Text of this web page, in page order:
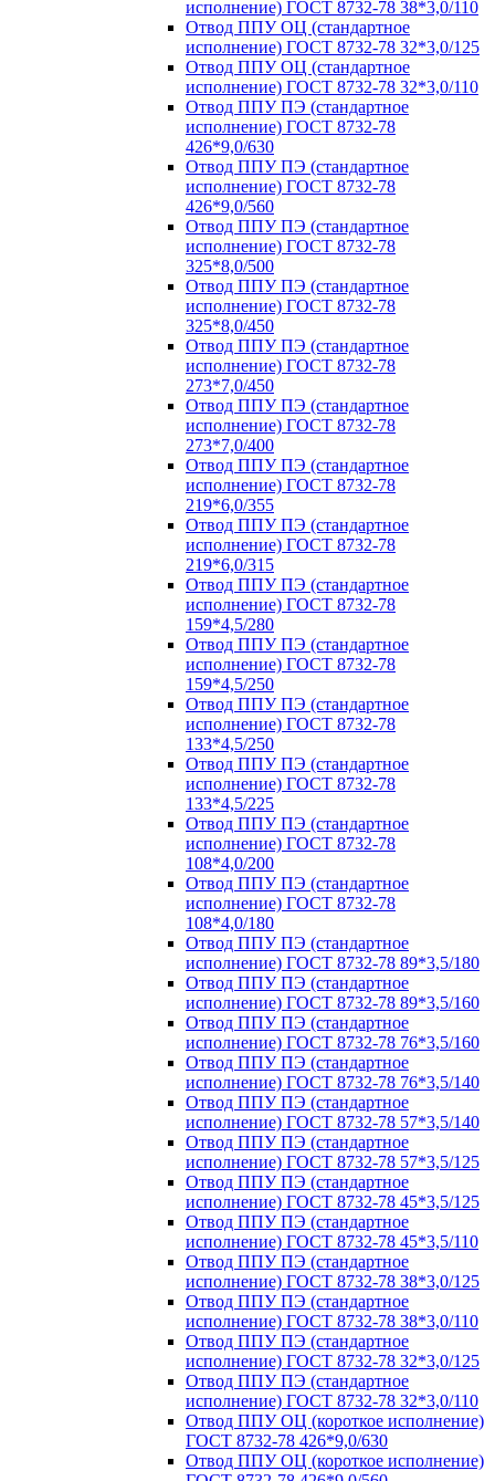
исполнение) ГОСТ 8732-78 38*3,0/110
Отвод ППУ ОЦ (стандартное
исполнение) ГОСТ 8732-78 32*3,0/125
Отвод ППУ ОЦ (стандартное
исполнение) ГОСТ 8732-78 32*3,0/110
Отвод ППУ ПЭ (стандартное
исполнение) ГОСТ 8732-78
426*9,0/630
Отвод ППУ ПЭ (стандартное
исполнение) ГОСТ 8732-78
426*9,0/560
Отвод ППУ ПЭ (стандартное
исполнение) ГОСТ 8732-78
325*8,0/500
Отвод ППУ ПЭ (стандартное
исполнение) ГОСТ 8732-78
325*8,0/450
Отвод ППУ ПЭ (стандартное
исполнение) ГОСТ 8732-78
273*7,0/450
Отвод ППУ ПЭ (стандартное
исполнение) ГОСТ 8732-78
273*7,0/400
Отвод ППУ ПЭ (стандартное
исполнение) ГОСТ 8732-78
219*6,0/355
Отвод ППУ ПЭ (стандартное
исполнение) ГОСТ 8732-78
219*6,0/315
Отвод ППУ ПЭ (стандартное
исполнение) ГОСТ 8732-78
159*4,5/280
Отвод ППУ ПЭ (стандартное
исполнение) ГОСТ 8732-78
159*4,5/250
Отвод ППУ ПЭ (стандартное
исполнение) ГОСТ 8732-78
133*4,5/250
Отвод ППУ ПЭ (стандартное
исполнение) ГОСТ 8732-78
133*4,5/225
Отвод ППУ ПЭ (стандартное
исполнение) ГОСТ 8732-78
108*4,0/200
Отвод ППУ ПЭ (стандартное
исполнение) ГОСТ 8732-78
108*4,0/180
Отвод ППУ ПЭ (стандартное
исполнение) ГОСТ 8732-78 89*3,5/180
Отвод ППУ ПЭ (стандартное
исполнение) ГОСТ 8732-78 89*3,5/160
Отвод ППУ ПЭ (стандартное
исполнение) ГОСТ 8732-78 76*3,5/160
Отвод ППУ ПЭ (стандартное
исполнение) ГОСТ 8732-78 76*3,5/140
Отвод ППУ ПЭ (стандартное
исполнение) ГОСТ 8732-78 57*3,5/140
Отвод ППУ ПЭ (стандартное
исполнение) ГОСТ 8732-78 57*3,5/125
Отвод ППУ ПЭ (стандартное
исполнение) ГОСТ 8732-78 45*3,5/125
Отвод ППУ ПЭ (стандартное
исполнение) ГОСТ 8732-78 45*3,5/110
Отвод ППУ ПЭ (стандартное
исполнение) ГОСТ 8732-78 38*3,0/125
Отвод ППУ ПЭ (стандартное
исполнение) ГОСТ 8732-78 38*3,0/110
Отвод ППУ ПЭ (стандартное
исполнение) ГОСТ 8732-78 32*3,0/125
Отвод ППУ ПЭ (стандартное
исполнение) ГОСТ 8732-78 32*3,0/110
Отвод ППУ ОЦ (короткое исполнение)
ГОСТ 8732-78 426*9,0/630
Отвод ППУ ОЦ (короткое исполнение)